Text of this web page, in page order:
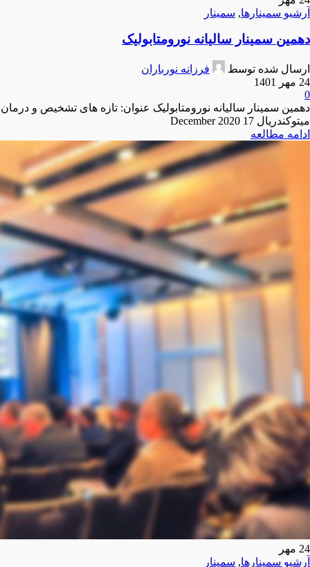
آرشیو سمینارها, سمینار
دهمین سمینار سالیانه نورومتابولیک
ارسال شده توسط
فرزانه نورباران
24 مهر 1401
0
دهمین سمینار سالیانه نورومتابولیک عنوان: تازه های تشخیص و درمان
میتوکندریال 17 December 2020
ادامه مطالعه
24 مهر
آرشیو سمینارها, سمینار